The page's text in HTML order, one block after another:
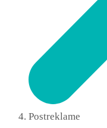
Postreklame